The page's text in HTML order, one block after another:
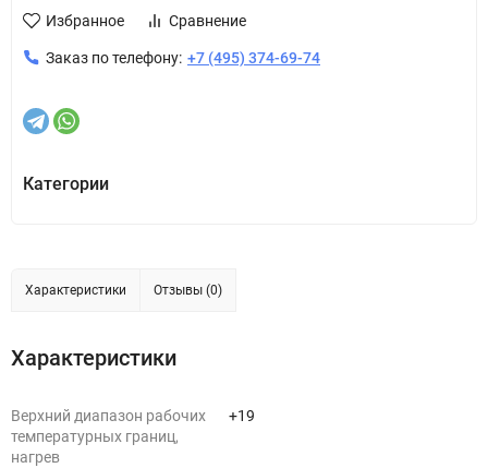
Избранное Сравнение
Заказ по телефону: +7 (495) 374-69-74
Категории
Характеристики Отзывы (0)
Характеристики
Верхний диапазон рабочих
температурных границ,
нагрев
+19